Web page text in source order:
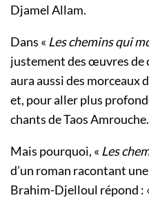
Djamel Allam.
Dans « Les chemins qui
justement des œuvres de
aura aussi des
et, pour aller plus
chants de Taos Amrouche.
Mais pourquoi, « Les
d’un roman racontant
Brahim-Djelloul répond :